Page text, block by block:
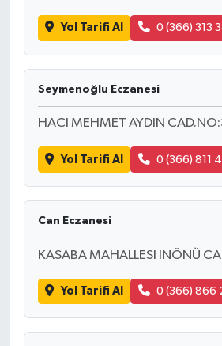
Yol Tarifi Al 0 (366) 313
Seymenoğlu Eczanesi
HACI MEHMET AYDIN
Yol Tarifi Al 0 (366) 811
Can Eczanesi
KASABA MAHALLESI INÖNÜ
Yol Tarifi Al 0 (366) 866